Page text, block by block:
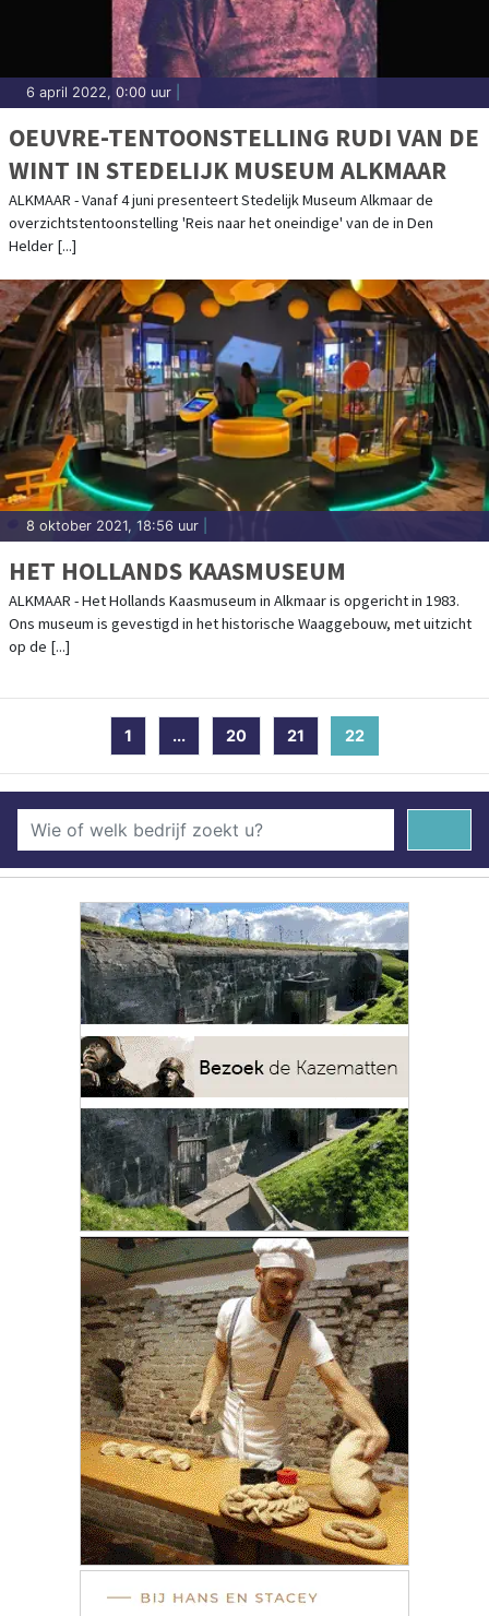
6 april 2022, 0:00 uur
OEUVRE-TENTOONSTELLING RUDI VAN DE
WINT IN STEDELIJK MUSEUM ALKMAAR
ALKMAAR - Vanaf 4 juni presenteert Stedelijk Museum Alkmaar de
overzichtstentoonstelling 'Reis naar het oneindige' van de in Den
Helder [...]
8 oktober 2021, 18:56 uur
HET HOLLANDS KAASMUSEUM
ALKMAAR - Het Hollands Kaasmuseum in Alkmaar is opgericht in 1983.
Ons museum is gevestigd in het historische Waaggebouw, met uitzicht
op de [...]
1 ... 20 21 22